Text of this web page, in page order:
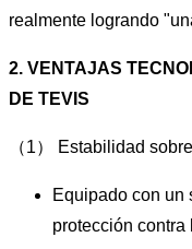
realmente logrando
2. VENTAJAS
DE TEVIS
（1） Estabilidad
Equipado con un
protección contra